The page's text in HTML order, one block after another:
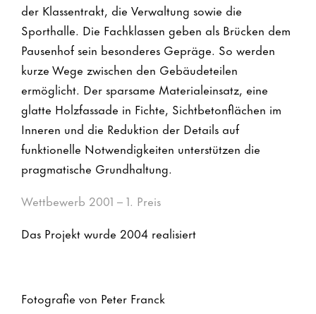
der Klassentrakt, die Verwaltung sowie die
Sporthalle. Die Fachklassen geben als Brücken dem
Pausenhof sein besonderes Gepräge. So werden
kurze Wege zwischen den Gebäudeteilen
ermöglicht. Der sparsame Materialeinsatz, eine
glatte Holzfassade in Fichte, Sichtbetonflächen im
Inneren und die Reduktion der Details auf
funktionelle Notwendigkeiten unterstützen die
pragmatische Grundhaltung.
Wettbewerb 2001 – 1. Preis
Das Projekt wurde 2004 realisiert
Fotografie von Peter Franck